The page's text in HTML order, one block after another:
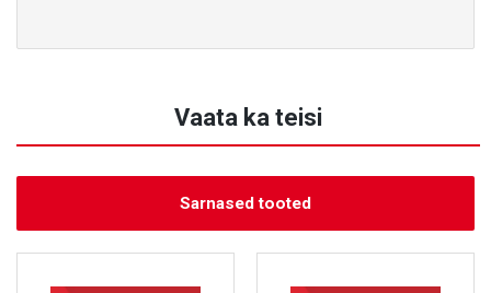
Vaata ka teisi
Sarnased tooted